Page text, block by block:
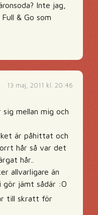
Inte jag,
& Go som
13 maj, 2011 kl. 20:46
mellan mig och
är påhittat och
hår så var det
hår..
allvarligare än
gör jämt sådär :O
till skratt för